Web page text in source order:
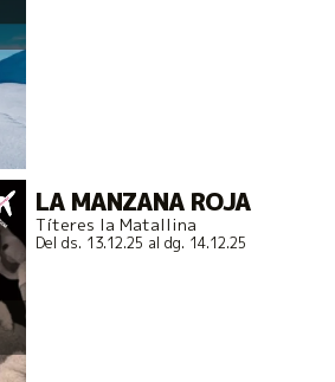
LA MANZANA ROJA
Títeres la Matallina
Del ds. 13.12.25 al dg. 14.12.25